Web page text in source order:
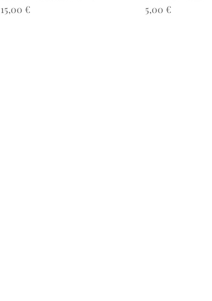
Prezzo
15,00 €
Prezzo
5,00 €